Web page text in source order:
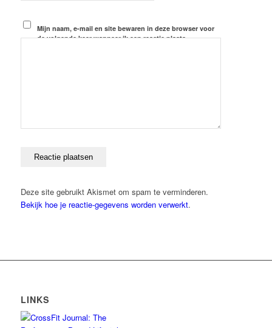
Mijn naam, e-mail en site bewaren in deze browser voor
de volgende keer wanneer ik een reactie plaats.
Deze site gebruikt Akismet om spam te verminderen.
Bekijk hoe je reactie-gegevens worden verwerkt.
LINKS